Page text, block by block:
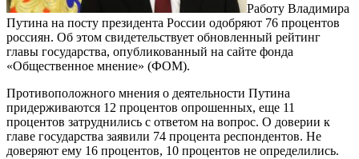
Работу Владимира
Путина на посту президента России одобряют 76 процентов
россиян. Об этом свидетельствует обновленный рейтинг
главы государства, опубликованный на сайте фонда
«Общественное мнение» (ФОМ).
Противоположного мнения о деятельности Путина
придерживаются 12 процентов опрошенных, еще 11
процентов затруднились с ответом на вопрос. О доверии к
главе государства заявили 74 процента респондентов. Не
доверяют ему 16 процентов, 10 процентов не определились.